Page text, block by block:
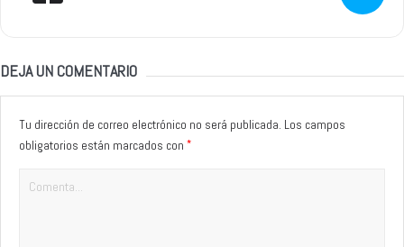
DEJA UN COMENTARIO
Tu dirección de correo electrónico no será publicada. Los campos
obligatorios están marcados con *